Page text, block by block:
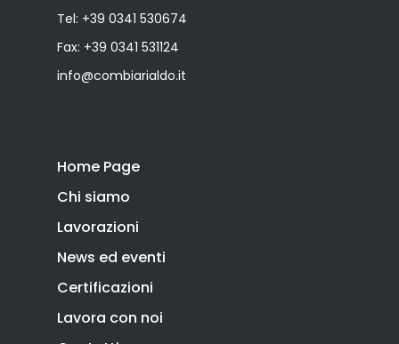
Tel: +39 0341 530674
Fax: +39 0341 531124
info@combiarialdo.it
Home Page
Chi siamo
Lavorazioni
News ed eventi
Certificazioni
Lavora con noi